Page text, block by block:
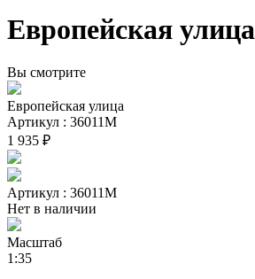
Европейская улица
Вы смотрите
Европейская улица
Артикул : 36011М
1 935 ₽
Артикул : 36011М
Нет в наличии
Масштаб
1:35